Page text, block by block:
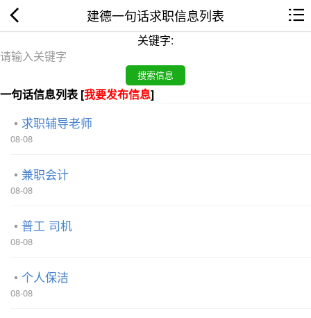
建德一句话求职信息列表
关键字:
一句话信息列表 [我要发布信息]
求职辅导老师
08-08
兼职会计
08-08
普工 司机
08-08
个人保洁
08-08